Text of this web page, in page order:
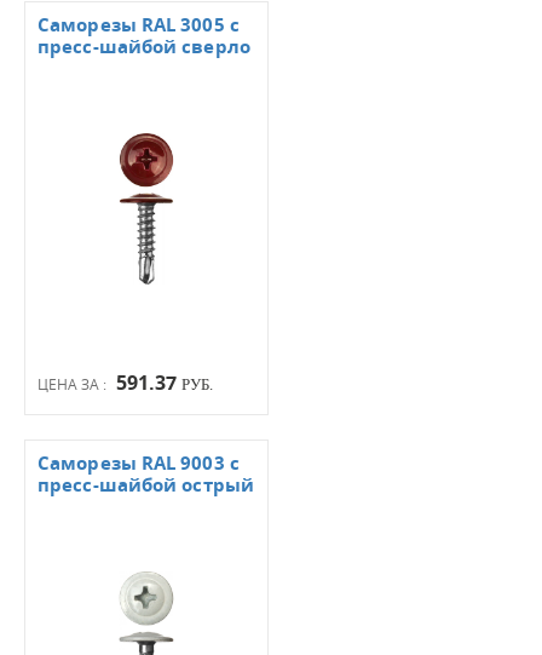
ЦЕНА ЗА : 591.37 РУБ.
Саморезы RAL 3005 с
пресс-шайбой сверло
Саморезы RAL 9003 с
пресс-шайбой острый